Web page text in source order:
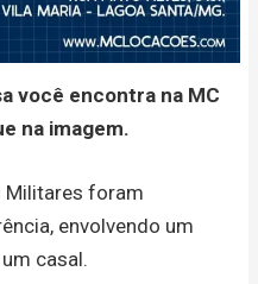
você encontra na MC
na imagem.
Militares foram
envolvendo um
casal.